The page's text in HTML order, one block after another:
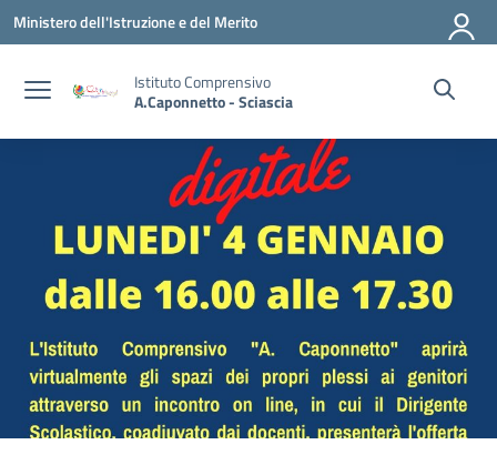
Vai ai contenuti
Vai al menu di navigazione
Vai al footer
Ministero dell'Istruzione e del Merito
Istituto Comprensivo
A.Caponnetto - Sciascia